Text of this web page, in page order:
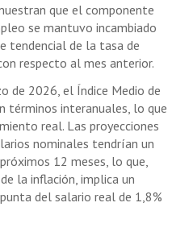
que el componente
se mantuvo incambiado
tendencial de la tasa de
respecto al mes anterior.
de 2026, el Índice Medio de
términos interanuales, lo que
real. Las proyecciones
nominales tendrían un
12 meses, lo que,
la inflación, implica un
del salario real de 1,8%